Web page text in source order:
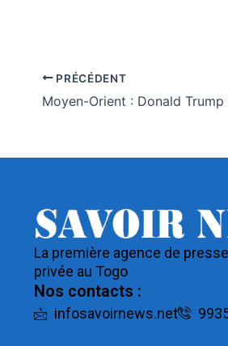
PRÉCÉDENT
La première agence de presse
privée au Togo
Nos contacts :
infosavoirnews.net